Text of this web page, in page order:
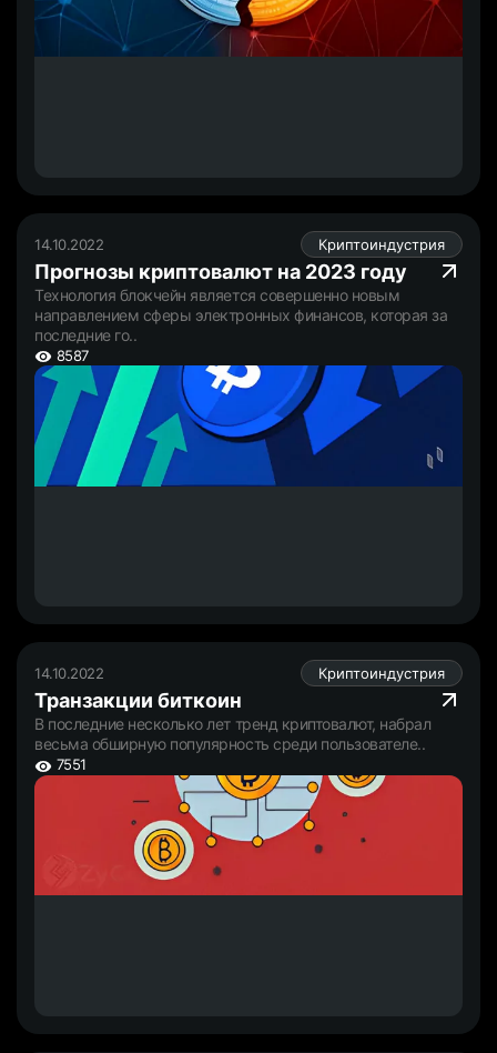
14.10.2022 Криптоиндустрия
Прогнозы криптовалют на 2023 году
Технология блокчейн является совершенно новым
направлением сферы электронных финансов, которая за
последние го..
8587
14.10.2022 Криптоиндустрия
Транзакции биткоин
В последние несколько лет тренд криптовалют, набрал
весьма обширную популярность среди пользователе..
7551